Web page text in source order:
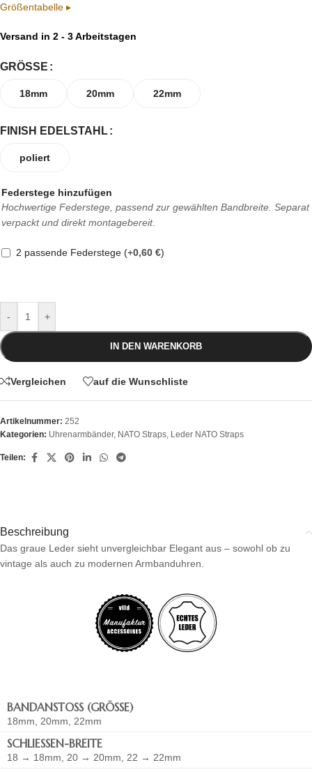
Größentabelle ▸
Versand in 2 - 3 Arbeitstagen
GRÖSSE
18mm 20mm 22mm
FINISH EDELSTAHL
poliert
Federstege hinzufügen
Hochwertige Federstege, passend zur gewählten Bandbreite. Separat
verpackt und direkt montagebereit.
2 passende Federstege (+0,60 €)
- +
IN DEN WARENKORB
Vergleichen auf die Wunschliste
Artikelnummer: 252
Kategorien: Uhrenarmbänder, NATO Straps, Leder NATO Straps
Teilen:
Beschreibung
Das graue Leder sieht unvergleichbar Elegant aus – sowohl ob zu
vintage als auch zu modernen Armbanduhren.
BANDANSTOSS (GRÖSSE)
18mm, 20mm, 22mm
SCHLIESSEN-BREITE
18 → 18mm, 20 → 20mm, 22 → 22mm